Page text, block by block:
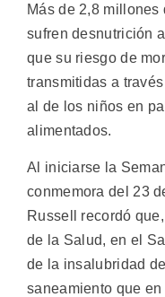
Más de 2,8
sufren desnutrición
que su riesgo de
transmitidas a
al de los niños en
alimentados.
Al iniciarse la
conmemora del 23
Russell recordó
de la Salud, en el
de la insalubridad
saneamiento que